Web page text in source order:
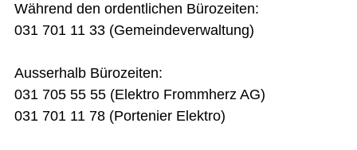
Während den ordentlichen Bürozeiten:
031 701 11 33 (Gemeindeverwaltung)
Ausserhalb Bürozeiten:
031 705 55 55 (Elektro Frommherz AG)
031 701 11 78 (Portenier Elektro)